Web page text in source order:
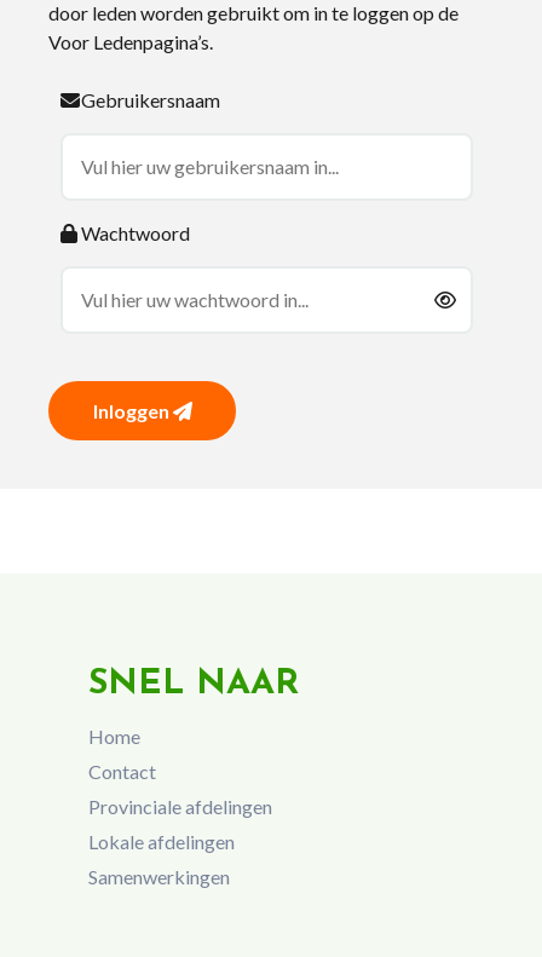
door leden worden gebruikt om in te loggen op de
Voor Ledenpagina’s.
Gebruikersnaam
Wachtwoord
Inloggen
SNEL NAAR
Home
Contact
Provinciale afdelingen
Lokale afdelingen
Samenwerkingen